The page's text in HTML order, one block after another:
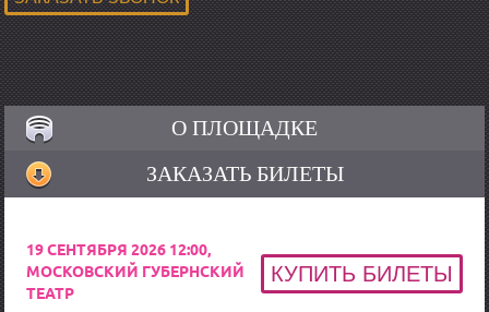
О ПЛОЩАДКЕ
ЗАКАЗАТЬ БИЛЕТЫ
19 СЕНТЯБРЯ 2026 12:00,
МОСКОВСКИЙ ГУБЕРНСКИЙ
ТЕАТР